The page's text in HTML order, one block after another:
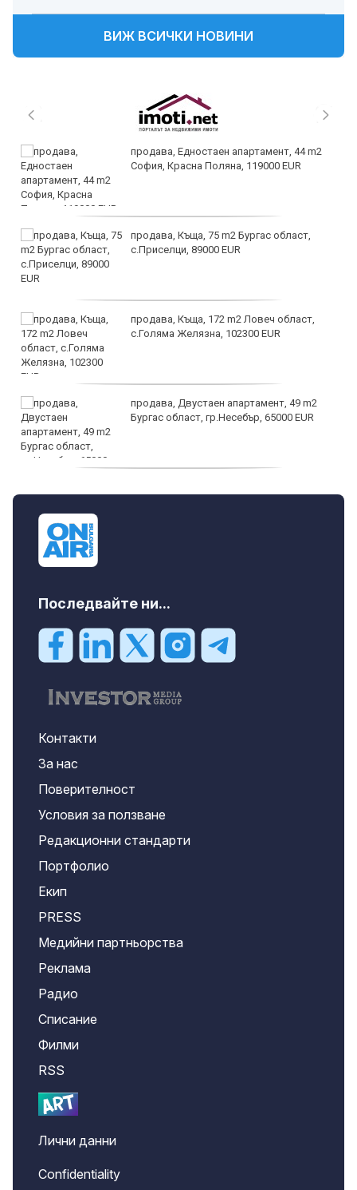
ВИЖ ВСИЧКИ НОВИНИ
продава, Едностаен апартамент, 44 m2
София, Красна Поляна, 119000 EUR
продава, Къща, 75 m2 Бургас област,
с.Приселци, 89000 EUR
продава, Къща, 172 m2 Ловеч област,
с.Голяма Желязна, 102300 EUR
продава, Двустаен апартамент, 49 m2
Бургас област, гр.Несебър, 65000 EUR
Последвайте ни...
Контакти
За нас
Поверителност
Условия за ползване
Редакционни стандарти
Портфолио
Екип
PRESS
Медийни партньорства
Реклама
Радио
Списание
Филми
RSS
Лични данни
Confidentiality